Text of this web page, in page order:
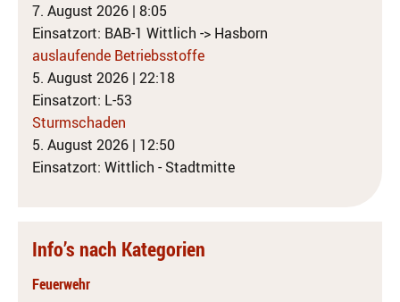
7. August 2026 | 8:05
Einsatzort: BAB-1 Wittlich -> Hasborn
auslaufende Betriebsstoffe
5. August 2026 | 22:18
Einsatzort: L-53
Sturmschaden
5. August 2026 | 12:50
Einsatzort: Wittlich - Stadtmitte
Info’s nach Kategorien
Feuerwehr